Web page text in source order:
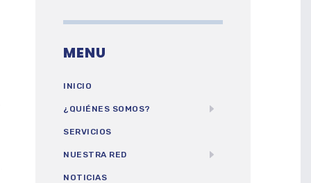
MENU
INICIO
¿QUIÉNES SOMOS?
SERVICIOS
NUESTRA RED
NOTICIAS